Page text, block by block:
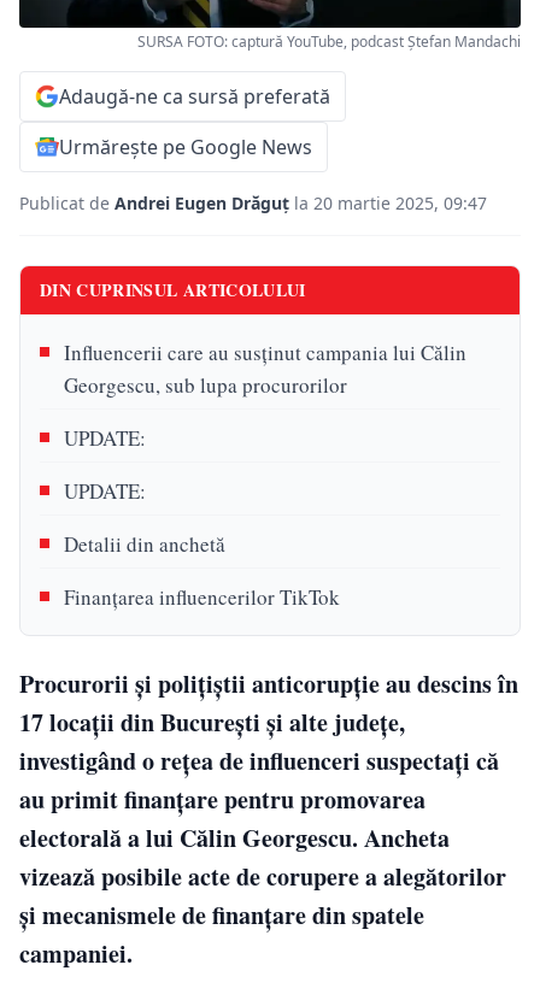
SURSA FOTO: captură YouTube, podcast Ștefan Mandachi
Adaugă-ne ca sursă preferată
Urmărește pe Google News
Publicat de Andrei Eugen Drăguț la 20 martie 2025, 09:47
DIN CUPRINSUL ARTICOLULUI
Influencerii care au susținut campania lui Călin
Georgescu, sub lupa procurorilor
UPDATE:
UPDATE:
Detalii din anchetă
Finanţarea influencerilor TikTok
Procurorii și polițiștii anticorupție au descins în
17 locații din București și alte județe,
investigând o rețea de influenceri suspectați că
au primit finanțare pentru promovarea
electorală a lui Călin Georgescu. Ancheta
vizează posibile acte de corupere a alegătorilor
și mecanismele de finanțare din spatele
campaniei.